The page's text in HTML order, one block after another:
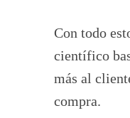
Con todo
científico
más al
compra.